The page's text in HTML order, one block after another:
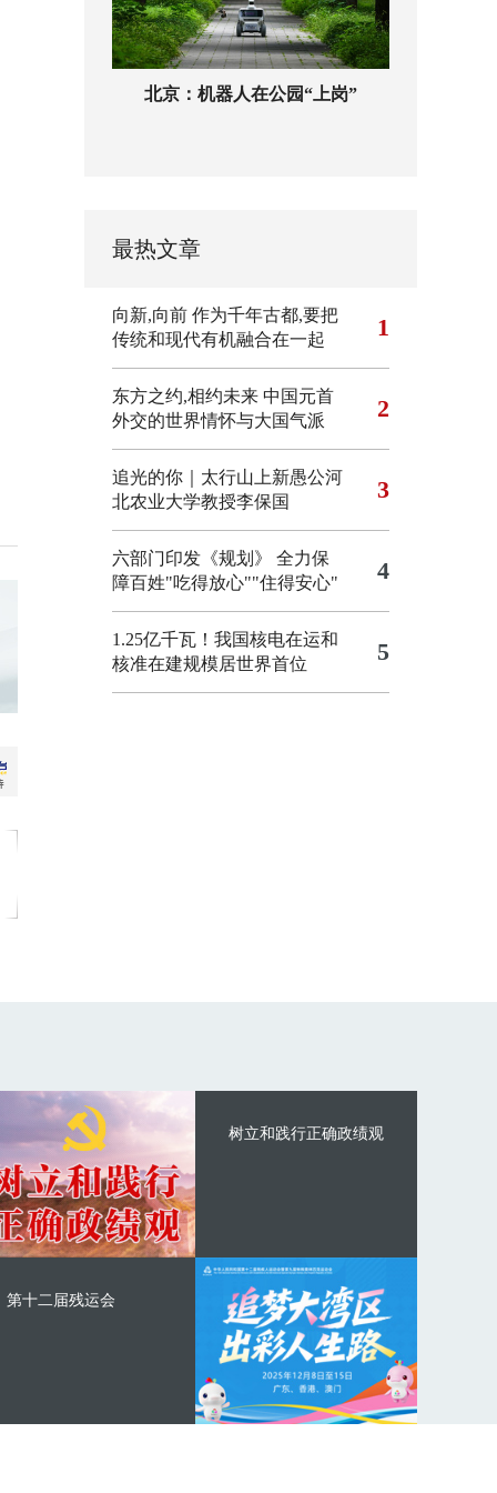
北京：机器人在公园“上岗”
最热文章
向新,向前 作为千年古都,要把
传统和现代有机融合在一起
1
东方之约,相约未来 中国元首
外交的世界情怀与大国气派
2
追光的你｜太行山上新愚公河
北农业大学教授李保国
3
六部门印发《规划》 全力保
障百姓"吃得放心""住得安心"
4
1.25亿千瓦！我国核电在运和
核准在建规模居世界首位
5
树立和践行正确政绩观
第十二届残运会